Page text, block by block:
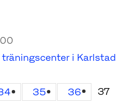
i Karlstad
Page
35 Page
36 37